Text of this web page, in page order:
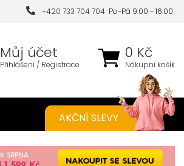
+420 733 704 704 Po-Pá 9:00 - 16:00
0 Kč
Nákupní košík
Můj účet
Přihlášení / Registrace
AKČNÍ SLEVY